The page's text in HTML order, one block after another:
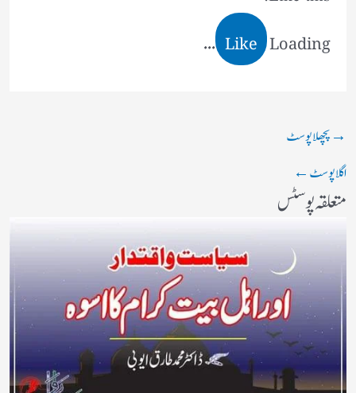
Like Loading...
→پچھلا پوسٹ
اگلا پوسٹ←
متعلقہ پوسٹس